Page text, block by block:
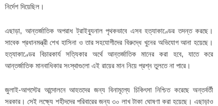
নির্দেশ দিয়েছিল।
এছাড়া, আন্তর্জাতিক অপরাধ ট্রাইব্যুনাল পৃথকভাবে এসব হত্যাকাণ্ডের তদন্ত করছে।
সাবেক প্রধানমন্ত্রী শেখ হাসিনা ও তার সহযোগীদের বিরুদ্ধে খুনের অভিযোগ আনা হয়েছে।
হত্যাকাণ্ডের বিচারকার্য সত্যিকার অর্থে আন্তর্জাতিক মানের করা হবে, যাতে করে
আন্তর্জাতিক মানবাধিকার সংস্থাগুলো এই রায়ের মান নিয়ে প্রশ্ন তুলতে না পারে।
জুলাই-আগস্টের আন্দোলনে আহতদের জন্য বিনামূল্যে চিকিৎসা নিশ্চিত করেছে অন্তর্বর্তী
সরকার। সেই লক্ষ্যে শহীদদের পরিবারের জন্য ৩০ লাখ টাকা ঘোষণা করা হয়েছে। এছাড়াও